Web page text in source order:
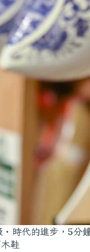
時代的進步，5分
鞋